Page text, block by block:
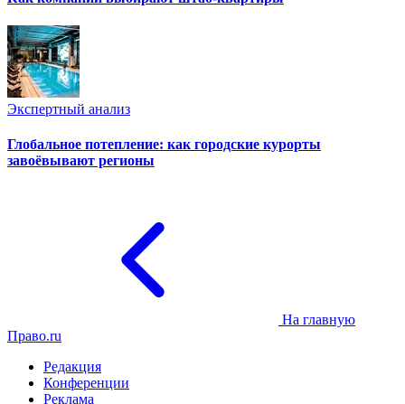
Экспертный анализ
Глобальное потепление: как городские курорты
завоёвывают регионы
На главную
Право.ru
Редакция
Конференции
Реклама